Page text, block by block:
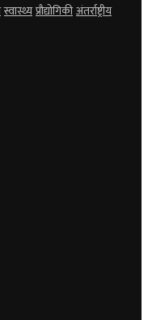
स्वास्थ्यप्रौद्योगिकीअंतर्राष्ट्रीय